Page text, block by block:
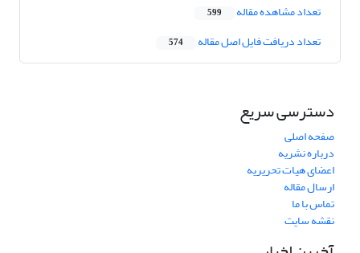
تعداد مشاهده مقاله 599
تعداد دریافت فایل اصل مقاله 574
دسترسی سریع
صفحه اصلی
درباره نشریه
اعضای هیات تحریریه
ارسال مقاله
تماس با ما
نقشه سایت